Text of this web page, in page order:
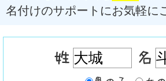
名付けのサポートにお気軽に